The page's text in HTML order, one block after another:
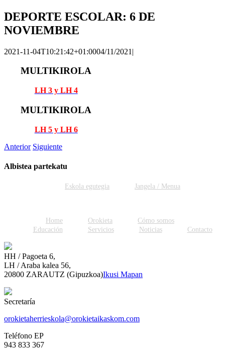
DEPORTE ESCOLAR: 6 DE
NOVIEMBRE
2021-11-04T10:21:42+01:0004/11/2021 |
MULTIKIROLA
LH 3 y LH 4
MULTIKIROLA
LH 5 y LH 6
Anterior Siguiente
Albistea partekatu
Eskola egutegia Jangela / Menua
Home Orokieta
Cómo somos
Educación
Servicios Noticias Contacto
HH / Pagoeta 6,
LH / Araba kalea 56,
20800 ZARAUTZ (Gipuzkoa)Ikusi Mapan
Secretaría
orokietaherrieskola@orokietaikaskom.com
Teléfono EP
943 833 367